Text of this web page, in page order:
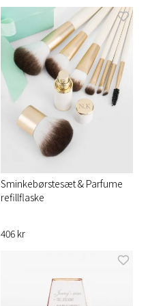
Sminkebørstesæt & Parfume
refillflaske
406 kr